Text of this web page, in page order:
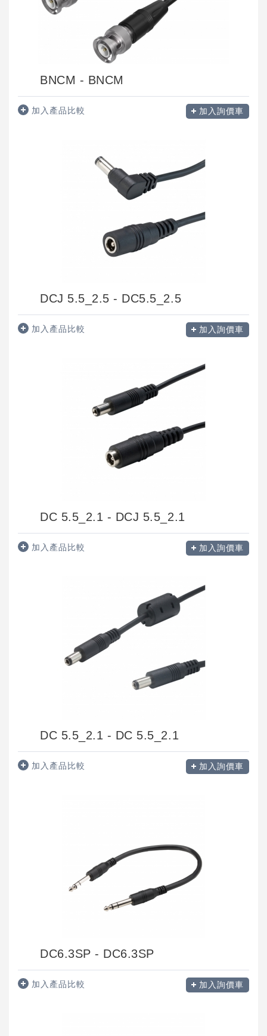
BNCM - BNCM
加入產品比較 加入詢價車
DCJ 5.5_2.5 - DC5.5_2.5
加入產品比較 加入詢價車
DC 5.5_2.1 - DCJ 5.5_2.1
加入產品比較 加入詢價車
DC 5.5_2.1 - DC 5.5_2.1
加入產品比較 加入詢價車
DC6.3SP - DC6.3SP
加入產品比較 加入詢價車